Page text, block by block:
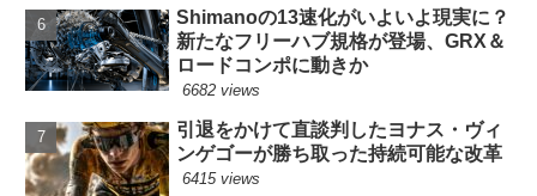
Shimanoの13速化がいよいよ現実に？
新たなフリーハブ規格が登場、GRX＆
ロードコンポに動きか
6682 views
引退をかけて直談判したヨナス・ヴィ
ンゲゴーが勝ち取った持続可能な改革
6415 views